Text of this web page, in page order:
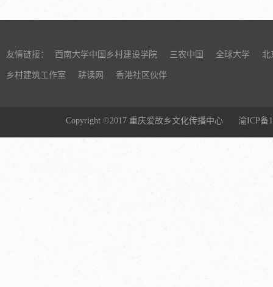
友情链接： 西南大学中国乡村建设学院 三农中国 全球大学 北
乡村建筑工作室 耕读网 香港社区伙伴
Copyright ©2017 重庆爱故乡文化传播中心 渝ICP备